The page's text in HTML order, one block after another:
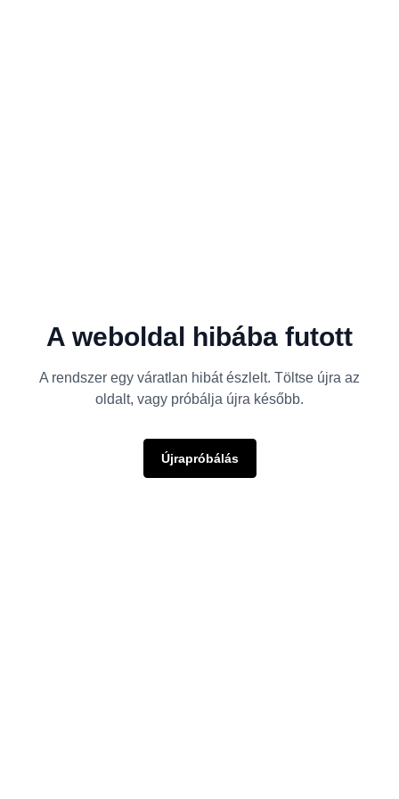
A weboldal hibába futott
A rendszer egy váratlan hibát észlelt. Töltse újra az
oldalt, vagy próbálja újra később.
Újrapróbálás